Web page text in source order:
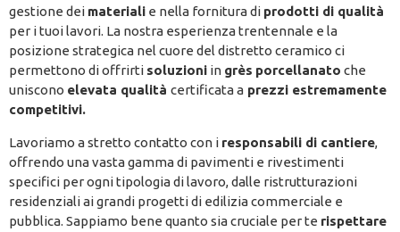
gestione dei materiali e nella fornitura di prodotti di qualità
per i tuoi lavori. La nostra esperienza trentennale e la
posizione strategica nel cuore del distretto ceramico ci
permettono di offrirti soluzioni in grès porcellanato che
uniscono elevata qualità certificata a prezzi estremamente
competitivi.
Lavoriamo a stretto contatto con i responsabili di cantiere,
offrendo una vasta gamma di pavimenti e rivestimenti
specifici per ogni tipologia di lavoro, dalle ristrutturazioni
residenziali ai grandi progetti di edilizia commerciale e
pubblica. Sappiamo bene quanto sia cruciale per te rispettare